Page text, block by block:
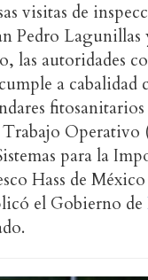
visitas de
Pedro Lagunillas
las autoridades
a cabalidad
Trabajo Operativo
para la
Hass de México
el Gobierno de